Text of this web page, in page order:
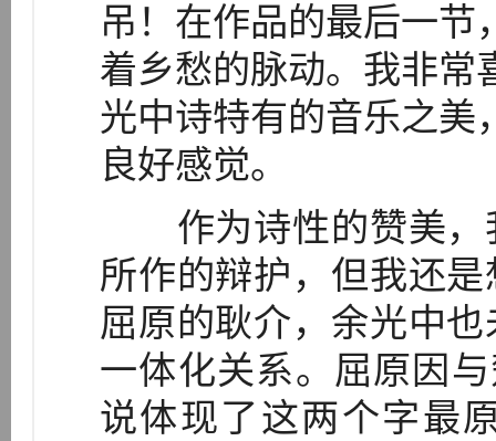
吊！在作品的最后一节
着乡愁的脉动。我非常
光中诗特有的音乐之美
良好感觉。
作为诗性的赞美，
所作的辩护，但我还
屈原的耿介，余光中
一体化关系。屈原因
说体现了这两个字最